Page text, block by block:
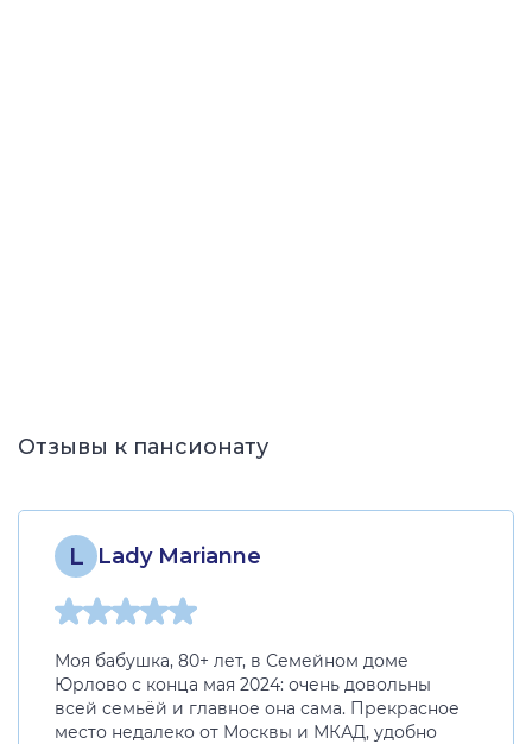
Отзывы к пансионату
L Lady Marianne
Моя бабушка, 80+ лет, в Семейном доме
Юрлово с конца мая 2024: очень довольны
всей семьёй и главное она сама. Прекрасное
место недалеко от Москвы и МКАД, удобно